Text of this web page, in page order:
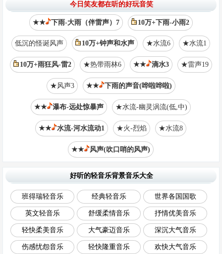
今日笑友都在听的好玩音笑
★★ 下雨-大雨（伴雷声）7 10万+下雨-小雨2
低沉的怪诞风声 10万+钟声和水声 ★水流6 ★水流1
10万+雨狂风-雷2 ★热带雨林6 ★★ 滴水3 ★雷声19
★风声3 ★★ 下雨的声音(哗啦哗啦)
★★ 瀑布-远处惊暴声 ★水流-幽灵涡流(低,中)
★★ 水流-河水流动1 ★火-烈焰 ★水流8
★★ 风声(吹口哨的风声)
好听的轻音乐背景音乐大全
班得瑞轻音乐 经典轻音乐 世界各国国歌
英文轻音乐 舒缓柔情音乐 抒情优美音乐
轻快柔美音乐 大气豪迈音乐 深沉大气音乐
伤感忧怨音乐 轻快隆重音乐 欢快大气音乐